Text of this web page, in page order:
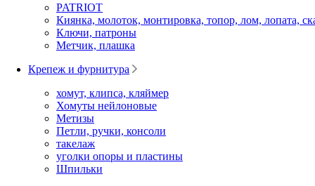
PATRIOT
Киянка, молоток, монтировка, топор, лом, лопата,
Ключи, патроны
Метчик, плашка
Крепеж и фурнитура
хомут, клипса, кляймер
Хомуты нейлоновые
Метизы
Петли, ручки, консоли
такелаж
уголки опоры и пластины
Шпильки